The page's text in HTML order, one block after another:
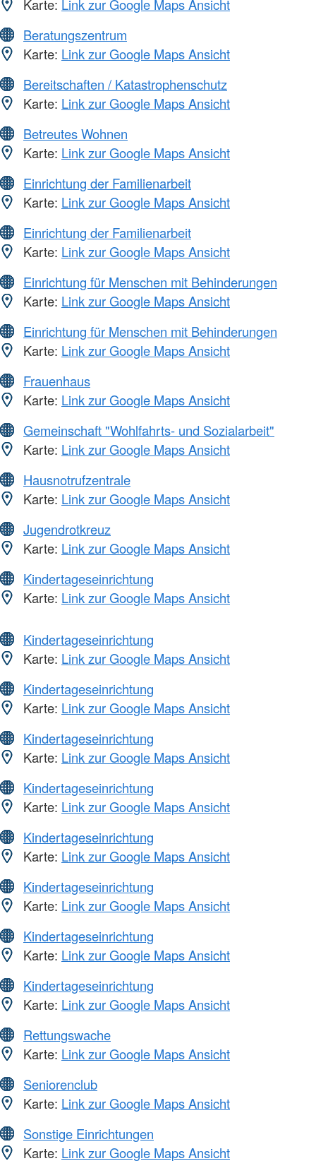
Karte: Link zur Google Maps Ansicht
Beratungszentrum
Karte: Link zur Google Maps Ansicht
Bereitschaften / Katastrophenschutz
Karte: Link zur Google Maps Ansicht
Betreutes Wohnen
Karte: Link zur Google Maps Ansicht
Einrichtung der Familienarbeit
Karte: Link zur Google Maps Ansicht
Einrichtung der Familienarbeit
Karte: Link zur Google Maps Ansicht
Einrichtung für Menschen mit Behinderungen
Karte: Link zur Google Maps Ansicht
Einrichtung für Menschen mit Behinderungen
Karte: Link zur Google Maps Ansicht
Frauenhaus
Karte: Link zur Google Maps Ansicht
Gemeinschaft "Wohlfahrts- und Sozialarbeit"
Karte: Link zur Google Maps Ansicht
Hausnotrufzentrale
Karte: Link zur Google Maps Ansicht
Jugendrotkreuz
Karte: Link zur Google Maps Ansicht
Kindertageseinrichtung
Karte: Link zur Google Maps Ansicht
Kindertageseinrichtung
Karte: Link zur Google Maps Ansicht
Kindertageseinrichtung
Karte: Link zur Google Maps Ansicht
Kindertageseinrichtung
Karte: Link zur Google Maps Ansicht
Kindertageseinrichtung
Karte: Link zur Google Maps Ansicht
Kindertageseinrichtung
Karte: Link zur Google Maps Ansicht
Kindertageseinrichtung
Karte: Link zur Google Maps Ansicht
Kindertageseinrichtung
Karte: Link zur Google Maps Ansicht
Kindertageseinrichtung
Karte: Link zur Google Maps Ansicht
Rettungswache
Karte: Link zur Google Maps Ansicht
Seniorenclub
Karte: Link zur Google Maps Ansicht
Sonstige Einrichtungen
Karte: Link zur Google Maps Ansicht